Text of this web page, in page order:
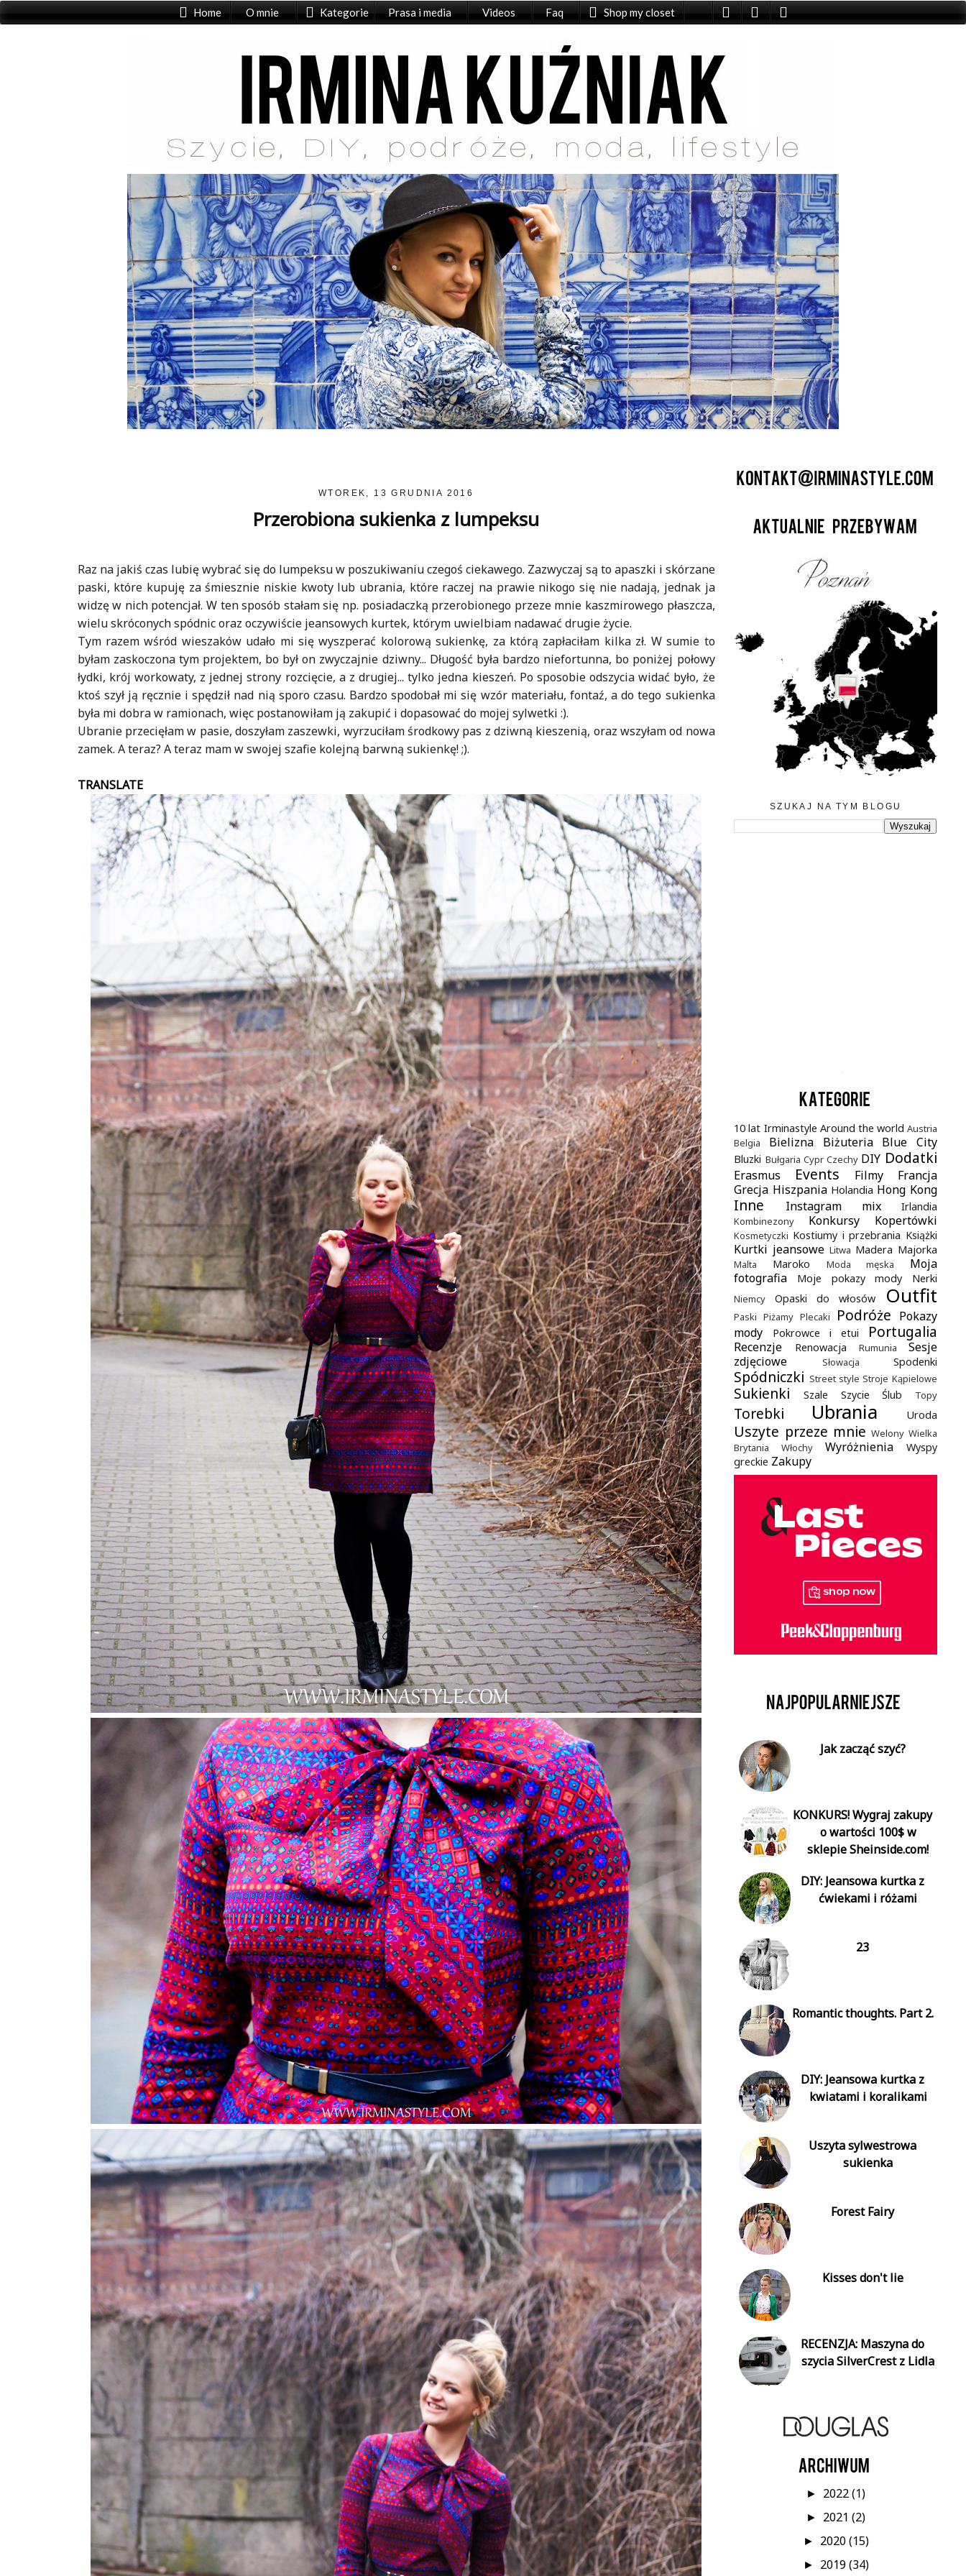
Home O mnie Kategorie Prasa i media Videos Faq Shop my closet
WTOREK, 13 GRUDNIA 2016
Przerobiona sukienka z lumpeksu
Raz na jakiś czas lubię wybrać się do lumpeksu w poszukiwaniu czegoś ciekawego. Zazwyczaj są to apaszki i skórzane
paski, które kupuję za śmiesznie niskie kwoty lub ubrania, które raczej na prawie nikogo się nie nadają, jednak ja
widzę w nich potencjał. W ten sposób stałam się np. posiadaczką przerobionego przeze mnie kaszmirowego płaszcza,
wielu skróconych spódnic oraz oczywiście jeansowych kurtek, którym uwielbiam nadawać drugie życie.
Tym razem wśród wieszaków udało mi się wyszperać kolorową sukienkę, za którą zapłaciłam kilka zł. W sumie to
byłam zaskoczona tym projektem, bo był on zwyczajnie dziwny... Długość była bardzo niefortunna, bo poniżej połowy
łydki, krój workowaty, z jednej strony rozcięcie, a z drugiej... tylko jedna kieszeń. Po sposobie odszycia widać było, że
ktoś szył ją ręcznie i spędził nad nią sporo czasu. Bardzo spodobał mi się wzór materiału, fontaź, a do tego sukienka
była mi dobra w ramionach, więc postanowiłam ją zakupić i dopasować do mojej sylwetki :).
Ubranie przecięłam w pasie, doszyłam zaszewki, wyrzuciłam środkowy pas z dziwną kieszenią, oraz wszyłam od nowa
zamek. A teraz? A teraz mam w swojej szafie kolejną barwną sukienkę! ;).
TRANSLATE
SZUKAJ NA TYM BLOGU
.
10 lat Irminastyle Around the world Austria
Belgia
Bielizna Biżuteria Blue City
Bluzki Bułgaria Cypr Czechy DIY Dodatki
Erasmus Events Filmy
Francja
Grecja Hiszpania Holandia Hong Kong
Inne Instagram mix Irlandia
Kombinezony Konkursy Kopertówki
Kosmetyczki Kostiumy i przebrania Książki
Kurtki jeansowe Litwa Madera Majorka
Malta Maroko Moda męska
Moja
fotografia
Moje pokazy mody Nerki
Niemcy Opaski do włosów Outfit
Paski Piżamy Plecaki Podróże Pokazy
mody
Pokrowce i etui Portugalia
Recenzje Renowacja Rumunia
Sesje
zdjęciowe
Słowacja Spodenki
Spódniczki Street style Stroje Kąpielowe
Sukienki Szale Szycie Ślub Topy
Torebki Ubrania Uroda
Uszyte przeze mnie Welony Wielka
Brytania
Włochy Wyróżnienia
Wyspy
greckie Zakupy
Jak zacząć szyć?
KONKURS! Wygraj zakupy
o wartości 100$ w
sklepie Sheinside.com!
DIY: Jeansowa kurtka z
ćwiekami i różami
23
Romantic thoughts. Part 2.
DIY: Jeansowa kurtka z
kwiatami i koralikami
Uszyta sylwestrowa
sukienka
Forest Fairy
Kisses don't lie
RECENZJA: Maszyna do
szycia SilverCrest z Lidla
► 2022(1)
► 2021(2)
► 2020(15)
► 2019(34)